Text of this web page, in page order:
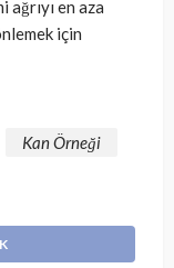
en aza
için
Kan Örneği